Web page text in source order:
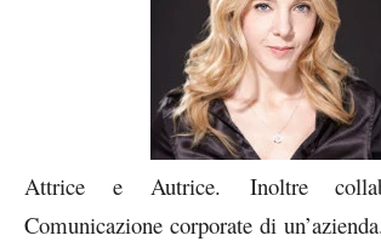
Attrice e Autrice. Inoltre
Comunicazione corporate di